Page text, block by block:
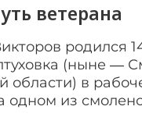
ветерана
родился
(ныне —
области) в
одном из